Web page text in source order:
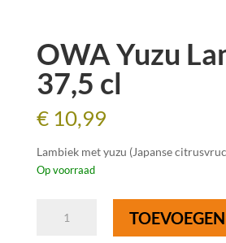
OWA Yuzu
37,5 cl
€10,99
Lambiek met yuzu (Japanse
Op voorraad
TOEVOEGEN